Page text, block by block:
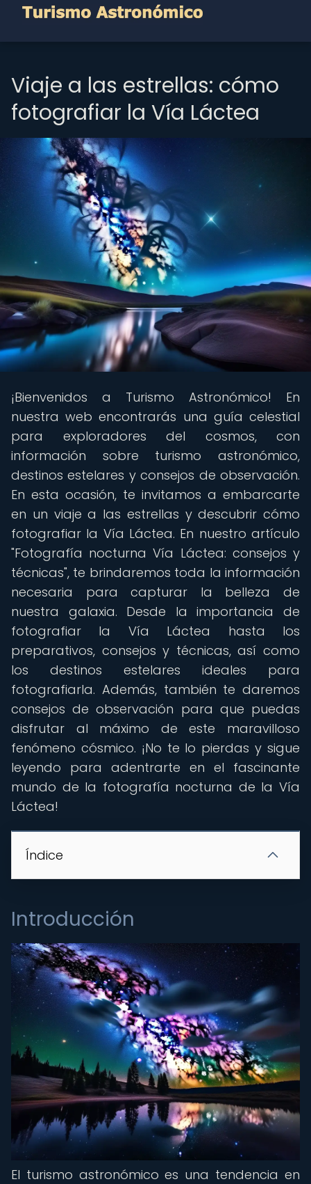
Viaje a las estrellas: cómo
fotografiar la Vía Láctea
¡Bienvenidos a Turismo Astronómico! En
nuestra web encontrarás una guía celestial
para exploradores del cosmos, con
información sobre turismo astronómico,
destinos estelares y consejos de observación.
En esta ocasión, te invitamos a embarcarte
en un viaje a las estrellas y descubrir cómo
fotografiar la Vía Láctea. En nuestro artículo
"Fotografía nocturna Vía Láctea: consejos y
técnicas", te brindaremos toda la información
necesaria para capturar la belleza de
nuestra galaxia. Desde la importancia de
fotografiar la Vía Láctea hasta los
preparativos, consejos y técnicas, así como
los destinos estelares ideales para
fotografiarla. Además, también te daremos
consejos de observación para que puedas
disfrutar al máximo de este maravilloso
fenómeno cósmico. ¡No te lo pierdas y sigue
leyendo para adentrarte en el fascinante
mundo de la fotografía nocturna de la Vía
Láctea!
Índice
Introducción
El turismo astronómico es una tendencia en